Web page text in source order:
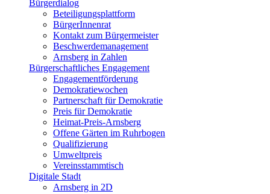
Bürgerdialog
Beteiligungsplattform
BürgerInnenrat
Kontakt zum Bürgermeister
Beschwerdemanagement
Arnsberg in Zahlen
Bürgerschaftliches Engagement
Engagementförderung
Demokratiewochen
Partnerschaft für Demokratie
Preis für Demokratie
Heimat-Preis-Arnsberg
Offene Gärten im Ruhrbogen
Qualifizierung
Umweltpreis
Vereinsstammtisch
Digitale Stadt
Arnsberg in 2D